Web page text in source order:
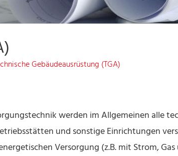
Gebäudeausrüstung (TGA)
werden im Allgemeinen alle
und sonstige Einrichtungen
Versorgung (z.B. mit Strom,